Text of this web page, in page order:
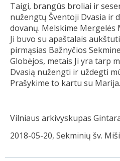
Taigi, brangūs broliai ir
nužengtų Šventoji Dvasia ir
dovanų. Melskime Mergelės
Ji buvo su apaštalais
pirmąsias Bažnyčios
Globėjos, metais Ji yra tarp
Dvasią nužengti ir uždegti
Prašykime to kartu su
Vilniaus arkivyskupas
2018-05-20, Sekminių šv.